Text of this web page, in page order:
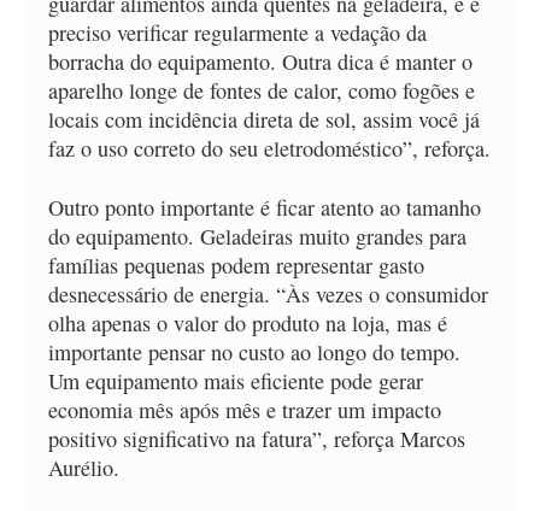
preciso verificar regularmente a vedação da
borracha do equipamento. Outra dica é manter o
aparelho longe de fontes de calor, como fogões e
locais com incidência direta de sol, assim você já
faz o uso correto do seu eletrodoméstico”, reforça.
Outro ponto importante é ficar atento ao tamanho
do equipamento. Geladeiras muito grandes para
famílias pequenas podem representar gasto
desnecessário de energia. “Às vezes o consumidor
olha apenas o valor do produto na loja, mas é
importante pensar no custo ao longo do tempo.
Um equipamento mais eficiente pode gerar
economia mês após mês e trazer um impacto
positivo significativo na fatura”, reforça Marcos
Aurélio.